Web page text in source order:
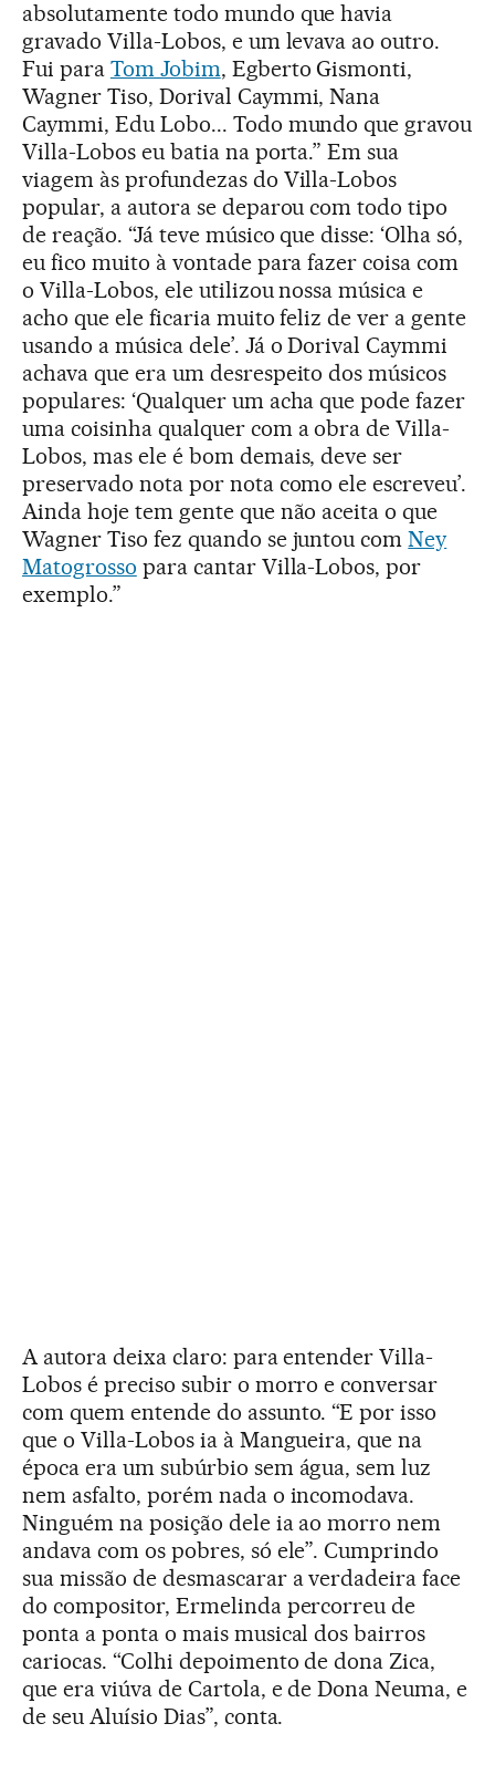
absolutamente todo mundo que havia
gravado Villa-Lobos, e um levava ao outro.
Fui para Tom Jobim, Egberto Gismonti,
Wagner Tiso, Dorival Caymmi, Nana
Caymmi, Edu Lobo... Todo mundo que gravou
Villa-Lobos eu batia na porta.” Em sua
viagem às profundezas do Villa-Lobos
popular, a autora se deparou com todo tipo
de reação. “Já teve músico que disse: ‘Olha só,
eu fico muito à vontade para fazer coisa com
o Villa-Lobos, ele utilizou nossa música e
acho que ele ficaria muito feliz de ver a gente
usando a música dele’. Já o Dorival Caymmi
achava que era um desrespeito dos músicos
populares: ‘Qualquer um acha que pode fazer
uma coisinha qualquer com a obra de Villa-
Lobos, mas ele é bom demais, deve ser
preservado nota por nota como ele escreveu’.
Ainda hoje tem gente que não aceita o que
Wagner Tiso fez quando se juntou comNey
Matogrosso para cantar Villa-Lobos, por
exemplo.”
A autora deixa claro: para entender Villa-
Lobos é preciso subir o morro e conversar
com quem entende do assunto. “E por isso
que o Villa-Lobos ia à Mangueira, que na
época era um subúrbio sem água, sem luz
nem asfalto, porém nada o incomodava.
Ninguém na posição dele ia ao morro nem
andava com os pobres, só ele”. Cumprindo
sua missão de desmascarar a verdadeira face
do compositor, Ermelinda percorreu de
ponta a ponta o mais musical dos bairros
cariocas. “Colhi depoimento de dona Zica,
que era viúva de Cartola, e de Dona Neuma, e
de seu Aluísio Dias”, conta.